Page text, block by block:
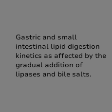
Gastric and small
intestinal lipid digestion
kinetics as affected by the
gradual addition of
lipases and bile salts.